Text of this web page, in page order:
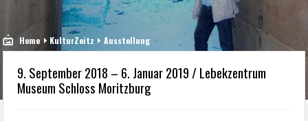
Home KulturZeitz Ausstellung
9. September 2018 – 6. Januar 2019 / Lebekzentrum
Museum Schloss Moritzburg